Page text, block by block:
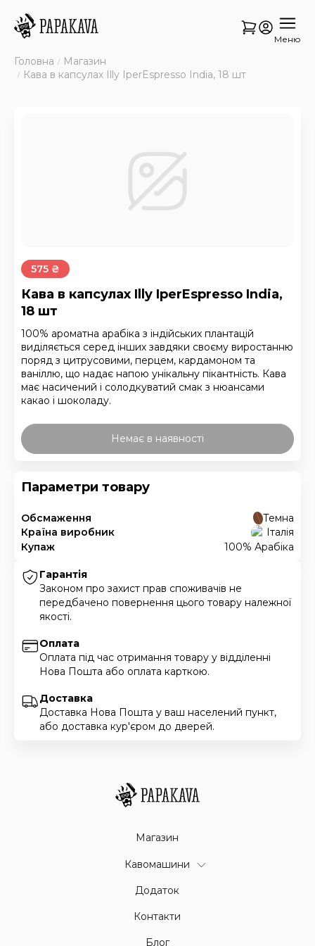
Меню
Головна
Магазин
Кава в капсулах Illy IperEspresso India, 18 шт
575 ₴
Кава в капсулах Illy IperEspresso India,
18 шт
100% ароматна арабіка з індійських плантацій
виділяється серед інших завдяки своєму виростанню
поряд з цитрусовими, перцем, кардамоном та
ваніллю, що надає напою унікальну пікантність. Кава
має насичений і солодкуватий смак з нюансами
какао і шоколаду.
Немає в наявності
Параметри товару
Обсмаження
Темна
Країна виробник
Італія
Купаж
100% Арабіка
Гарантія
Законом про захист прав споживачів не
передбачено повернення цього товару належної
якості.
Оплата
Оплата під час отримання товару у відділенні
Нова Пошта або оплата карткою.
Доставка
Доставка Нова Пошта у ваш населений пункт,
або доставка кур'єром до дверей.
Магазин
Кавомашини
Додаток
Контакти
Блог